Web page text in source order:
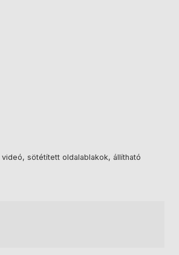
sötétített oldalablakok, állítható